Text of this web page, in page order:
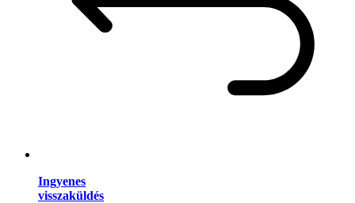
Ingyenes
visszaküldés